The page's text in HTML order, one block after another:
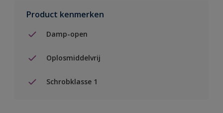
Product kenmerken
Damp-open
Oplosmiddelvrij
Schrobklasse 1